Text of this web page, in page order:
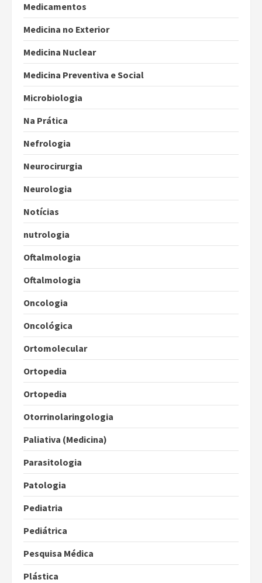
Medicamentos
Medicina no Exterior
Medicina Nuclear
Medicina Preventiva e Social
Microbiologia
Na Prática
Nefrologia
Neurocirurgia
Neurologia
Notícias
nutrologia
Oftalmologia
Oftalmologia
Oncologia
Oncológica
Ortomolecular
Ortopedia
Ortopedia
Otorrinolaringologia
Paliativa (Medicina)
Parasitologia
Patologia
Pediatria
Pediátrica
Pesquisa Médica
Plástica